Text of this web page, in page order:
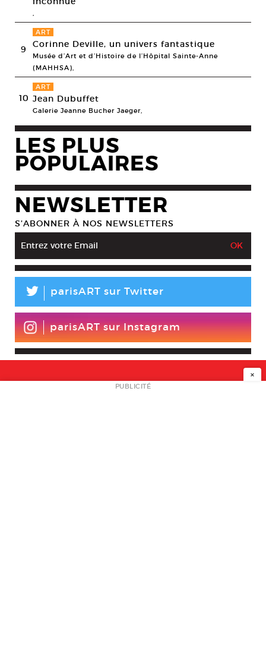
,
9
ART
Corinne Deville, un univers fantastique
Musée d’Art et d’Histoire de l’Hôpital Sainte-Anne
(MAHHSA),
10
ART
Jean Dubuffet
Galerie Jeanne Bucher Jaeger,
LES PLUS
POPULAIRES
NEWSLETTER
S’ABONNER À NOS NEWSLETTERS
L parisART sur Twitter
parisART sur Instagram
NEWSLETTER
×
PUBLICITÉ